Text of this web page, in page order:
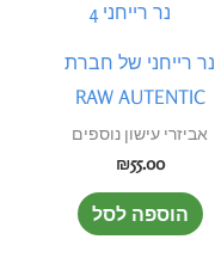
נר רייחני של חברת
RAW AUTENTIC
אביזרי עישון נוספים
₪55.00
הוספה לסל